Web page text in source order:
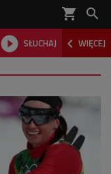
shopping_cart 
 SŁUCHAJ  WIĘCEJ
